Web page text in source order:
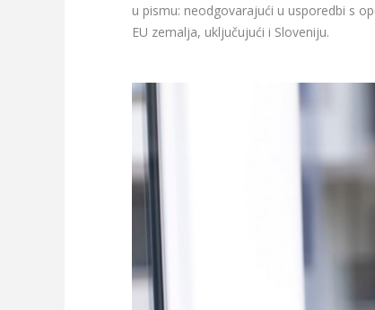
u pismu: neodgovarajući u usporedbi s
EU zemalja, uključujući i Sloveniju.